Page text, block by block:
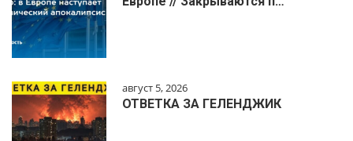
август 5, 2026
ОТВЕТКА ЗА ГЕЛЕНДЖИК